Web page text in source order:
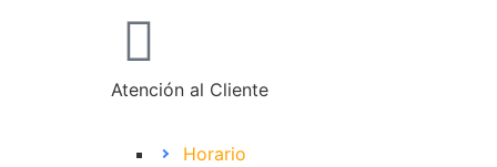
Atención al Cliente
Horario